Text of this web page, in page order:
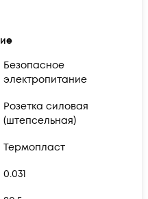
Безопасное
электропитание
Розетка силовая
(штепсельная)
Термопласт
0.031